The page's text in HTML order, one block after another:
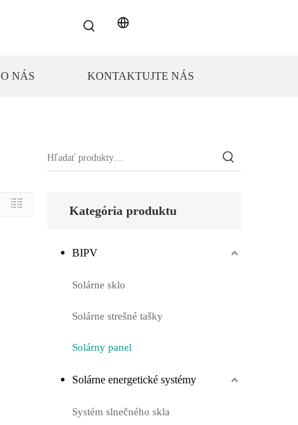
O NÁS KONTAKTUJTE NÁS
Kategória produktu
BIPV
Solárne sklo
Solárne strešné tašky
Solárny panel
Solárne energetické systémy
Systém slnečného skla